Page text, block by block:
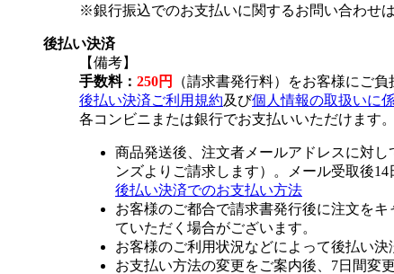
※銀行振込でのお支払いに関するお問い合わせは
後払い決済
【備考】
手数料： 250円
（請求書発行料）をお客様にご負
後払い決済ご利用規約及び個人情報の取扱いに
各コンビニまたは銀行でお支払いいただけます。
商品発送後、注文者メールアドレスに対
ンズよりご請求します）。メール受取後14
後払い決済でのお支払い方法
お客様のご都合で請求書発行後に注文を
ていただく場合がございます。
お客様のご利用状況などによって後払い
お支払い方法の変更をご案内後、7日間変